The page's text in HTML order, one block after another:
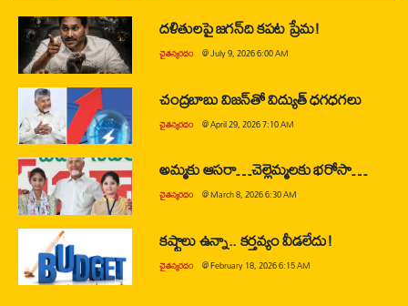
దళితులపై జగన్‌ది కపట ప్రేమ!
చైతన్యరధం @July 9, 2026 6:00 AM
చంద్రబాబు విజన్‌తో విద్యుత్ ధగధగలు
చైతన్యరధం @April 29, 2026 7:10 AM
అమ్మకు ఆసరా…చెల్లెమ్మలకు భరోసా…
చైతన్యరధం @March 8, 2026 6:30 AM
కష్టాలు ఉన్నా.. కర్తవ్యం వీడలేదు!
చైతన్యరధం @February 18, 2026 6:15 AM